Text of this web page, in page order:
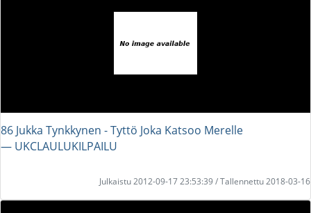
86 Jukka Tynkkynen - Tyttö Joka Katsoo Merelle
― UKCLAULUKILPAILU
Julkaistu 2012-09-17 23:53:39 / Tallennettu 2018-03-16